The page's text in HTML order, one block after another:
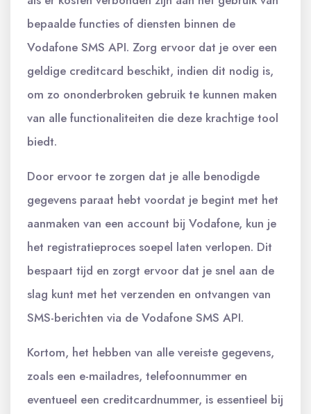
bepaalde functies of diensten binnen de
Vodafone SMS API. Zorg ervoor dat je over een
geldige creditcard beschikt, indien dit nodig is,
om zo ononderbroken gebruik te kunnen maken
van alle functionaliteiten die deze krachtige tool
biedt.
Door ervoor te zorgen dat je alle benodigde
gegevens paraat hebt voordat je begint met het
aanmaken van een account bij Vodafone, kun je
het registratieproces soepel laten verlopen. Dit
bespaart tijd en zorgt ervoor dat je snel aan de
slag kunt met het verzenden en ontvangen van
SMS-berichten via de Vodafone SMS API.
Kortom, het hebben van alle vereiste gegevens,
zoals een e-mailadres, telefoonnummer en
eventueel een creditcardnummer, is essentieel bij